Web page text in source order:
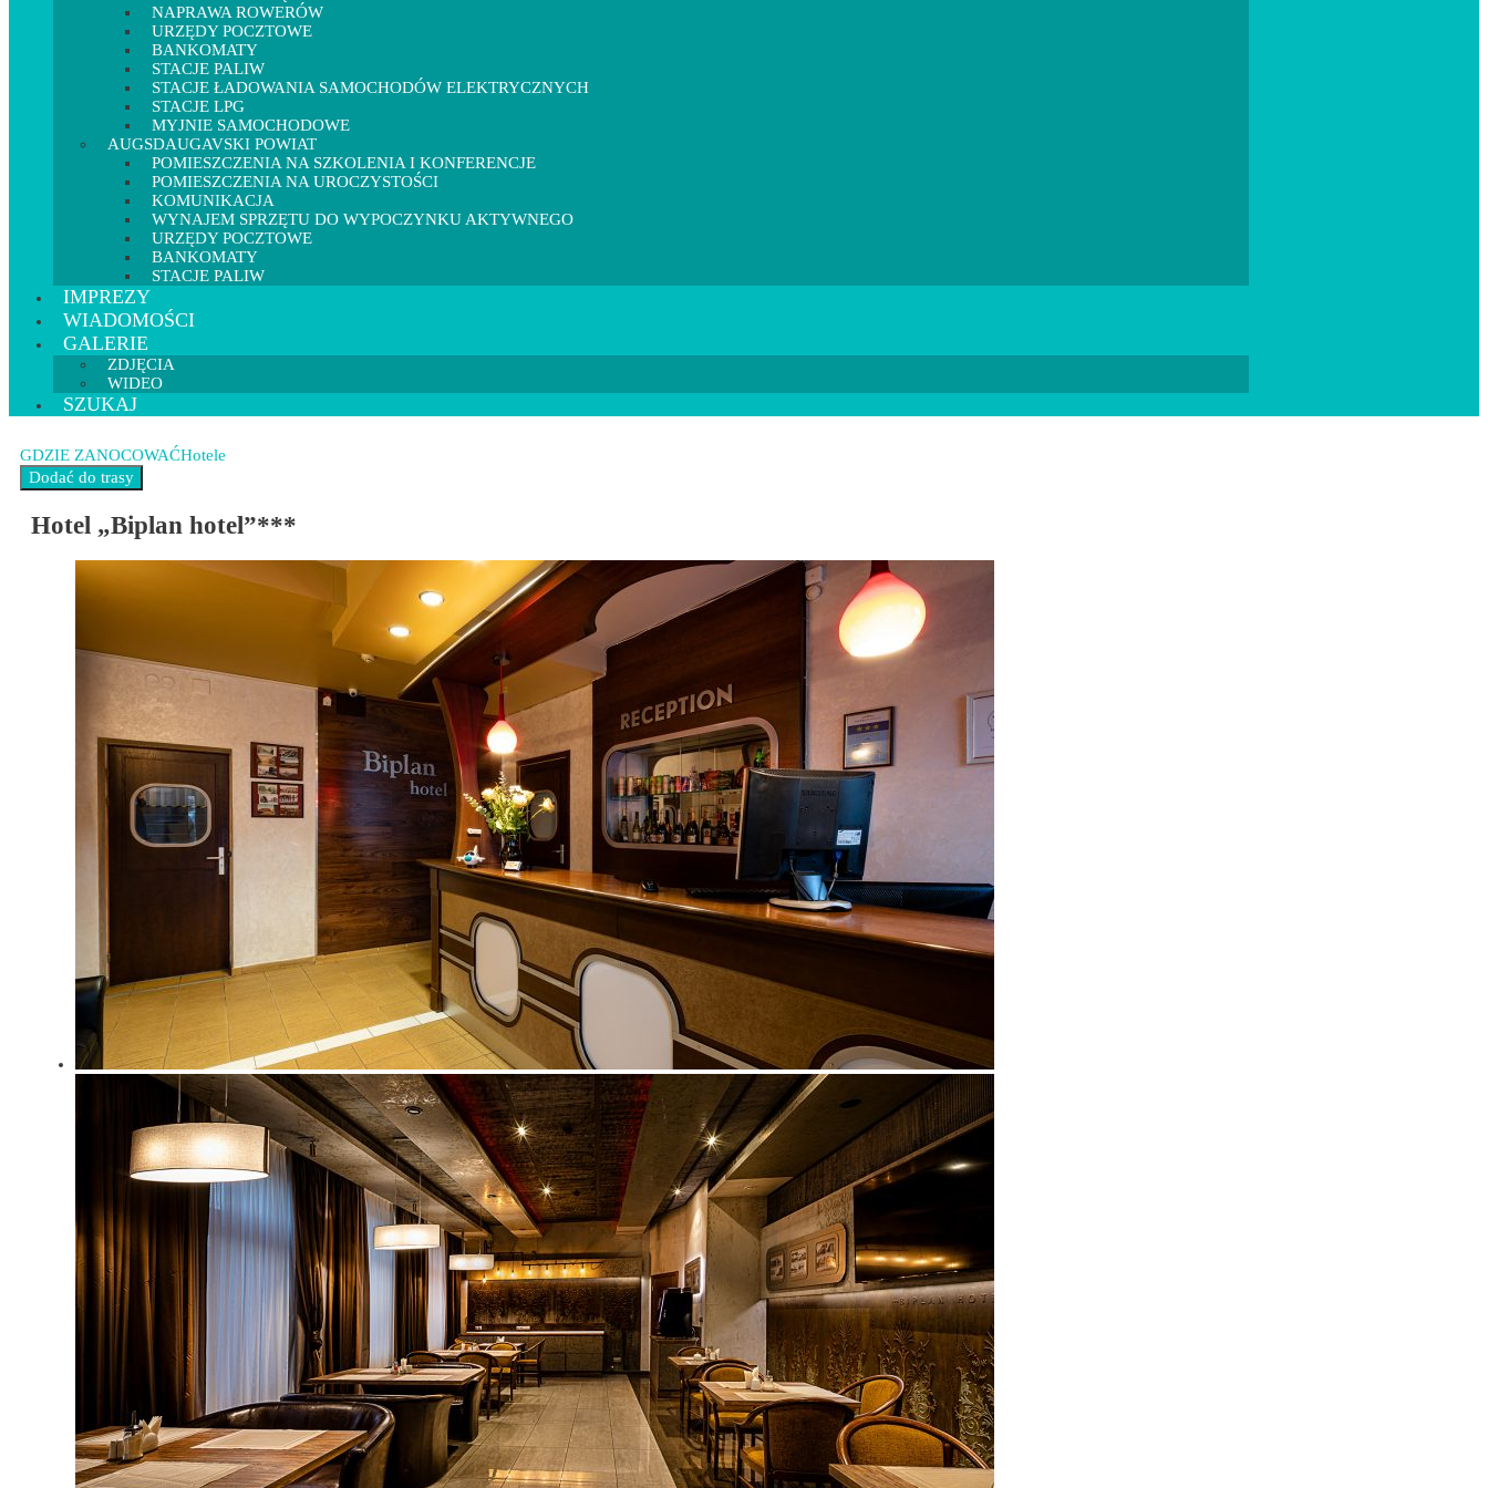
NAPRAWA ROWERÓW
URZĘDY POCZTOWE
BANKOMATY
STACJE PALIW
STACJE ŁADOWANIA SAMOCHODÓW ELEKTRYCZNYCH
STACJE LPG
MYJNIE SAMOCHODOWE
AUGSDAUGAVSKI POWIAT
POMIESZCZENIA NA SZKOLENIA I KONFERENCJE
POMIESZCZENIA NA UROCZYSTOŚCI
KOMUNIKACJA
WYNAJEM SPRZĘTU DO WYPOCZYNKU AKTYWNEGO
URZĘDY POCZTOWE
BANKOMATY
STACJE PALIW
IMPREZY
WIADOMOŚCI
GALERIE
ZDJĘCIA
WIDEO
SZUKAJ
GDZIE ZANOCOWAĆHotele
Hotel „Biplan hotel”***